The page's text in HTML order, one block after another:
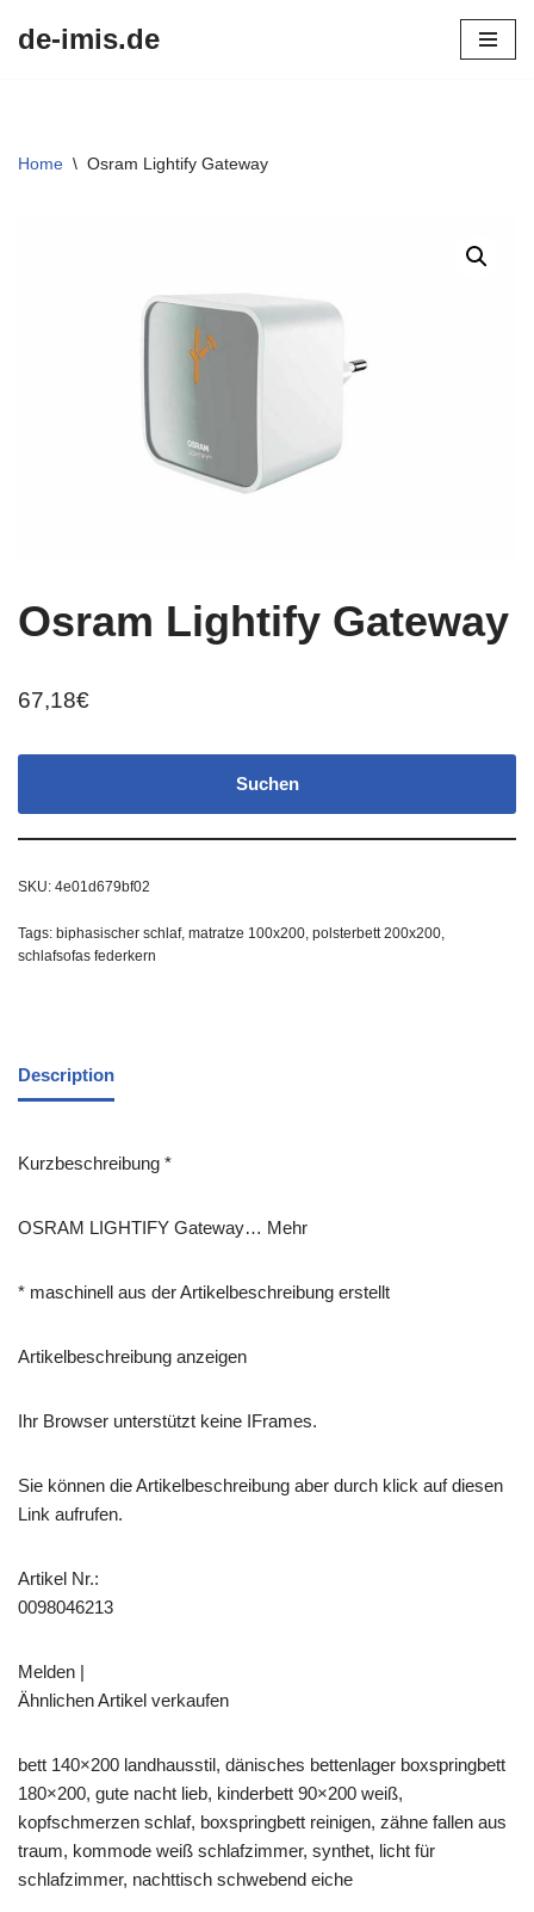
de-imis.de
Home \ Osram Lightify Gateway
Osram Lightify Gateway
67,18€
Suchen
SKU: 4e01d679bf02
Tags: biphasischer schlaf, matratze 100x200, polsterbett 200x200,
schlafsofas federkern
Description
Kurzbeschreibung *
OSRAM LIGHTIFY Gateway… Mehr
* maschinell aus der Artikelbeschreibung erstellt
Artikelbeschreibung anzeigen
Ihr Browser unterstützt keine IFrames.
Sie können die Artikelbeschreibung aber durch klick auf diesen
Link aufrufen.
Artikel Nr.:
0098046213
Melden |
Ähnlichen Artikel verkaufen
bett 140×200 landhausstil, dänisches bettenlager boxspringbett
180×200, gute nacht lieb, kinderbett 90×200 weiß,
kopfschmerzen schlaf, boxspringbett reinigen, zähne fallen aus
traum, kommode weiß schlafzimmer, synthet, licht für
schlafzimmer, nachttisch schwebend eiche